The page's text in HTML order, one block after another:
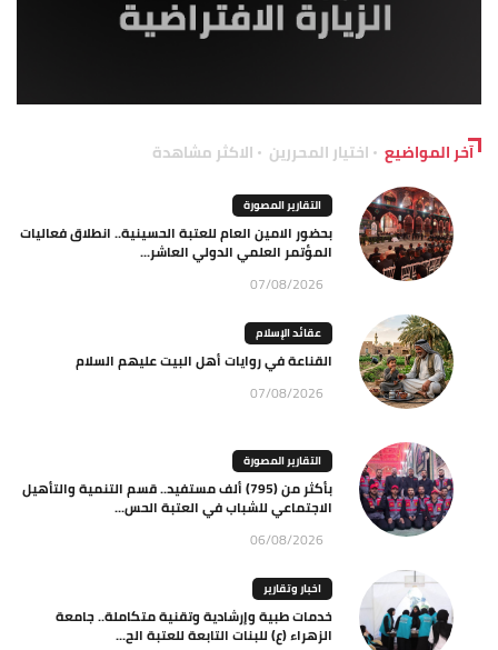
آخر المواضيع اختيار المحررين الاكثر مشاهدة
التقارير المصورة
بحضور الامين العام للعتبة الحسينية.. انطلاق فعاليات
المؤتمر العلمي الدولي العاشر...
07/08/2026
عقائد الإسلام
القناعة في روايات أهل البيت عليهم السلام
07/08/2026
التقارير المصورة
بأكثر من (795) ألف مستفيد.. قسم التنمية والتأهيل
الاجتماعي للشباب في العتبة الحس...
06/08/2026
اخبار وتقارير
خدمات طبية وإرشادية وتقنية متكاملة.. جامعة
الزهراء (ع) للبنات التابعة للعتبة الح...